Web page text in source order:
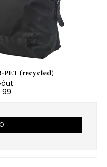
PET (recycled)
99